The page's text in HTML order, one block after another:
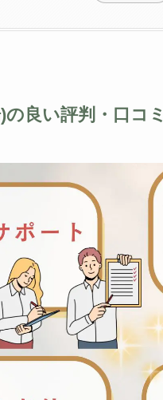
良い評判・口コミ